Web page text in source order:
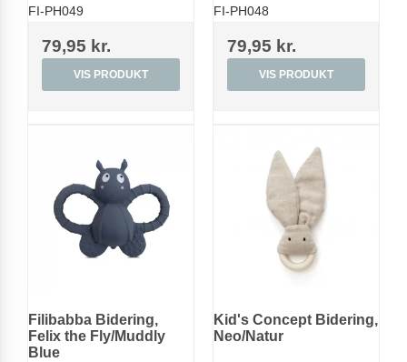
FI-PH049
79,95 kr.
VIS PRODUKT
FI-PH048
79,95 kr.
VIS PRODUKT
Filibabba Bidering,
Felix the Fly/Muddly
Blue
Kid's Concept Bidering,
Neo/Natur